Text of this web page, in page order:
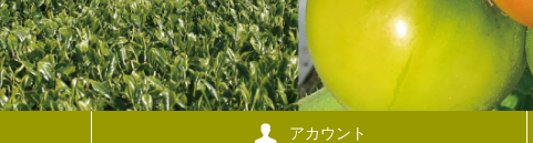
アカウント